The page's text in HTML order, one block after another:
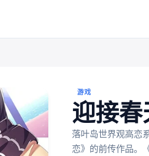
游戏
迎接
落叶岛世界观高恋
恋》的前传作品。